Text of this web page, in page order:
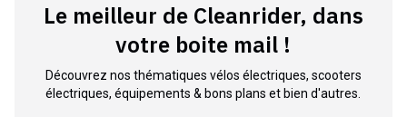
Le meilleur de Cleanrider, dans
votre boite mail !
Découvrez nos thématiques vélos électriques, scooters
électriques, équipements & bons plans et bien d'autres.